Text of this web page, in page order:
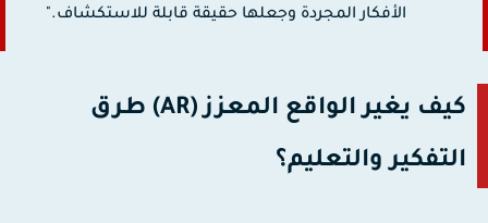
الأفكار المجردة وجعلها حقيقة قابلة للاستكشاف."
كيف يغير الواقع المعزز (AR) طرق
التفكير والتعليم؟